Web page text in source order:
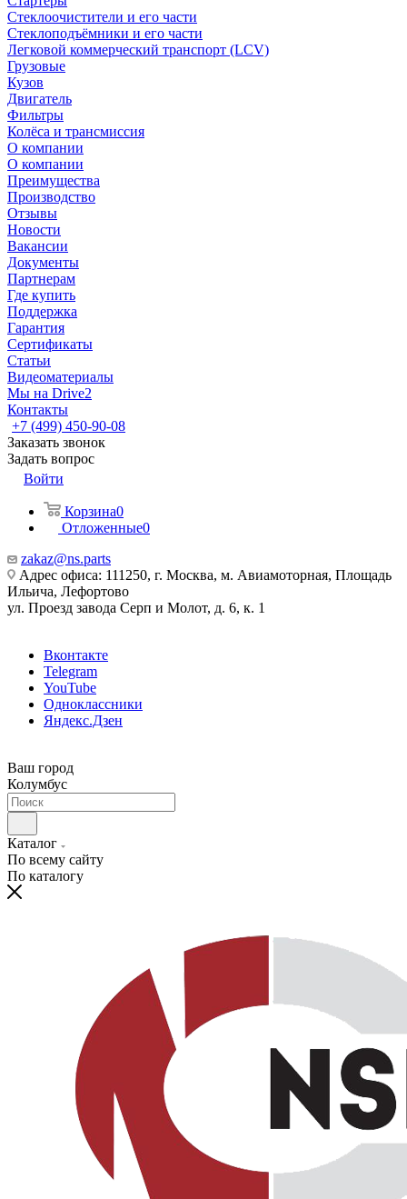
Стеклоочистители и его части
Стеклоподъёмники и его части
Легковой коммерческий транспорт (LCV)
Грузовые
Кузов
Двигатель
Фильтры
Колёса и трансмиссия
О компании
О компании
Преимущества
Производство
Отзывы
Новости
Вакансии
Документы
Партнерам
Где купить
Поддержка
Гарантия
Сертификаты
Статьи
Видеоматериалы
Мы на Drive2
Контакты
+7 (499) 450-90-08
Заказать звонок
Задать вопрос
Войти
Корзина0
Отложенные0
zakaz@ns.parts
Адрес офиса: 111250, г. Москва, м. Авиамоторная, Площадь
Ильича, Лефортово
ул. Проезд завода Серп и Молот, д. 6, к. 1
Вконтакте
Telegram
YouTube
Одноклассники
Яндекс.Дзен
Ваш город
Колумбус
Каталог
По всему сайту
По каталогу